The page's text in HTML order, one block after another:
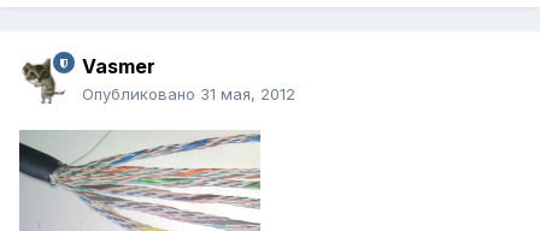
Vasmer
Опубликовано 31 мая, 2012